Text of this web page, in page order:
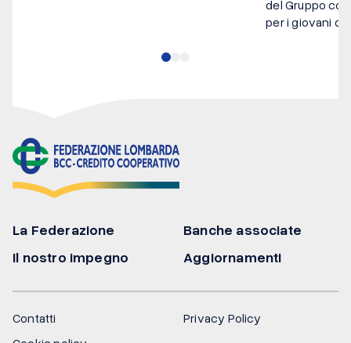
del Gruppo
per i giovani
La Federazione
Banche associate
Il nostro impegno
Aggiornamenti
Contatti
Privacy Policy